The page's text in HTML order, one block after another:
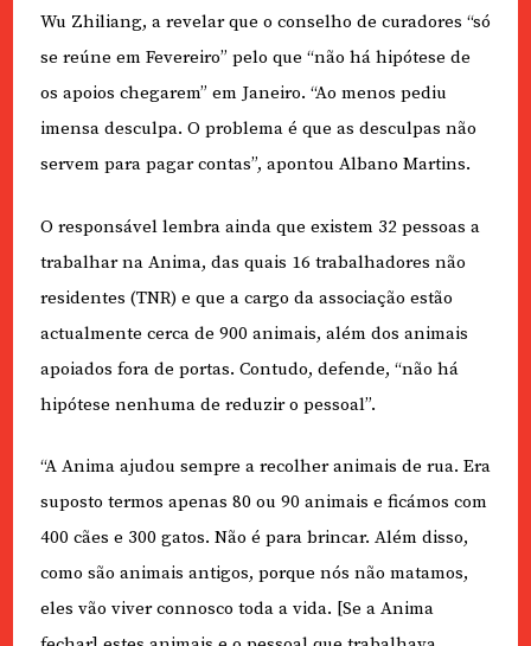
Wu Zhiliang, a revelar que o conselho de curadores “só
se reúne em Fevereiro” pelo que “não há hipótese de
os apoios chegarem” em Janeiro. “Ao menos pediu
imensa desculpa. O problema é que as desculpas não
servem para pagar contas”, apontou Albano Martins.
O responsável lembra ainda que existem 32 pessoas a
trabalhar na Anima, das quais 16 trabalhadores não
residentes (TNR) e que a cargo da associação estão
actualmente cerca de 900 animais, além dos animais
apoiados fora de portas. Contudo, defende, “não há
hipótese nenhuma de reduzir o pessoal”.
“A Anima ajudou sempre a recolher animais de rua. Era
suposto termos apenas 80 ou 90 animais e ficámos com
400 cães e 300 gatos. Não é para brincar. Além disso,
como são animais antigos, porque nós não matamos,
eles vão viver connosco toda a vida. [Se a Anima